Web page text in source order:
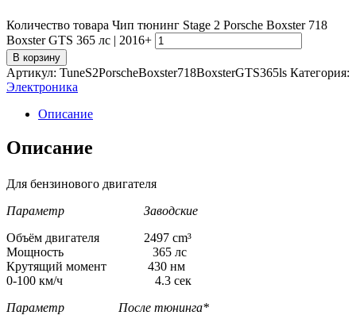
Количество товара Чип тюнинг Stage 2 Porsche Boxster 718
Boxster GTS 365 лс | 2016+
В корзину
Артикул: TuneS2PorscheBoxster718BoxsterGTS365ls Категория:
Электроника
Описание
Описание
Для бензинового двигателя
Параметр Заводские
Объём двигателя 2497 cm³
Мощность 365 лс
Крутящий момент 430 нм
0-100 км/ч 4.3 сек
Параметр После тюнинга*